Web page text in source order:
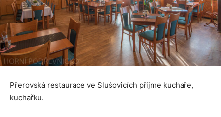
Přerovská restaurace ve Slušovicích přijme kuchaře,
kuchařku.